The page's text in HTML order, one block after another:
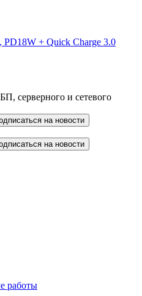
PD18W + Quick Charge 3.0
серверного и сетевого
работы